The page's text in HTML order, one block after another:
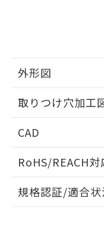
外形図
取りつけ穴加工
CAD
ドすることがで
RoHS/REACH
EU RoHS 注意事
規格認証/適合状
および
※当社の
の共同
とができます。
EU RoHS指令
ものではあり
また、RoHS
物質の対応で
荷製品に未対
欄に対応日を